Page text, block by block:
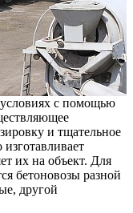
условиях с помощью
и тщательное
их на объект. Для
бетоновозы разной
другой